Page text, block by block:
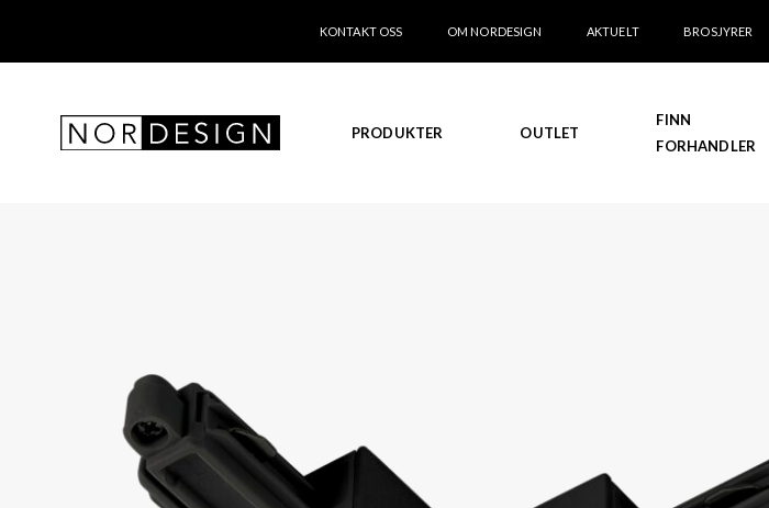
KONTAKT OSS OM NORDESIGN AKTUELT BROSJYRER
PRODUKTER OUTLET
FINN
FORHANDLER